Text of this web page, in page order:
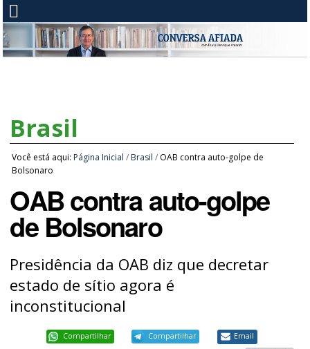
Brasil
Você está aqui: Página Inicial / Brasil / OAB contra auto-golpe de
Bolsonaro
OAB contra auto-golpe
de Bolsonaro
Presidência da OAB diz que decretar
estado de sítio agora é
inconstitucional
Compartilhar Compartilhar Email